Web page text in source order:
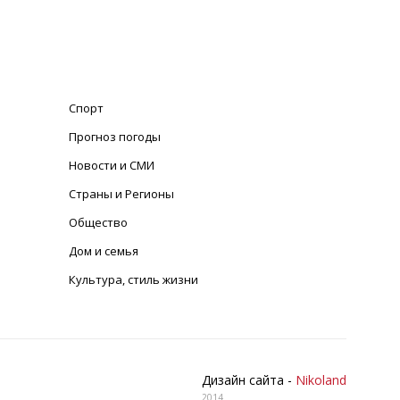
Спорт
Прогноз погоды
Новости и СМИ
Страны и Регионы
Общество
Дом и семья
Культура, стиль жизни
Дизайн сайта - Nikoland
2014